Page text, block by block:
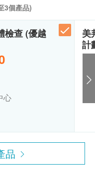
指標、乳房腫瘤指標
測出少至每年百分之二的
需大概7-10個工作
括星期六、日及公眾
應不同情況 (如個別
或治療用途。
醫務診斷或治療用
疾病徵兆時，應立即
診斷及治療。
3個產品)
檢查 (優越
心
美
計
品